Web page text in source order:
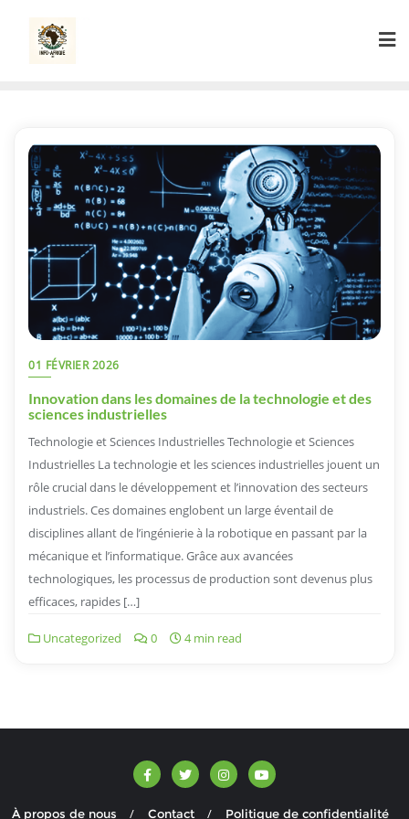
content
01 FÉVRIER 2026
Innovation dans les domaines de la technologie et des
sciences industrielles
Technologie et Sciences Industrielles Technologie et Sciences
Industrielles La technologie et les sciences industrielles jouent un
rôle crucial dans le développement et l’innovation des secteurs
industriels. Ces domaines englobent un large éventail de
disciplines allant de l’ingénierie à la robotique en passant par la
mécanique et l’informatique. Grâce aux avancées
technologiques, les processus de production sont devenus plus
efficaces, rapides […]
Uncategorized 0 4 min read
À propos de nous Contact Politique de confidentialité